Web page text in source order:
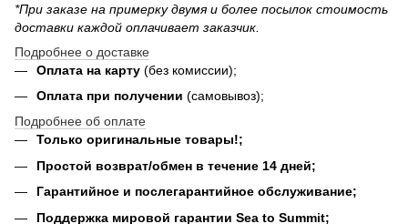
*При заказе на примерку двумя и более посылок стоимость
доставки каждой оплачивает заказчик.
Подробнее о доставке
Оплата на карту (без комиссии);
Оплата при получении (самовывоз);
Подробнее об оплате
Только оригинальные товары!;
Простой возврат/обмен в течение 14 дней;
Гарантийное и послегарантийное обслуживание;
Поддержка мировой гарантии Sea to Summit;